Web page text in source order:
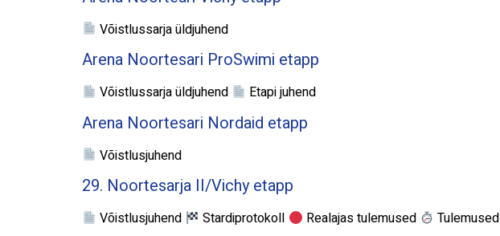
Võistlussarja üldjuhend
Arena Noortesari ProSwimi etapp
Võistlussarja üldjuhend Etapi juhend
Arena Noortesari Nordaid etapp
Võistlusjuhend
29. Noortesarja II/Vichy etapp
Võistlusjuhend Stardiprotokoll Realajas tulemused Tulemused